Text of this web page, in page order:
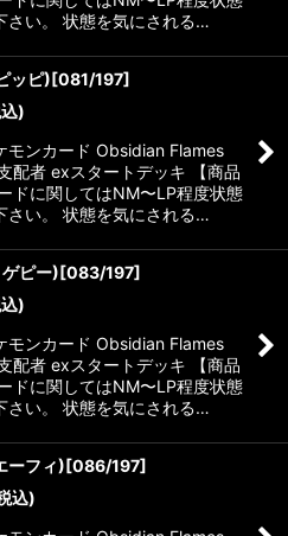
さい。 状態を気にされる…
ッピ)[081/197]
)
モンカード Obsidian Flames
配者 exスタートデッキ 【商品
ドに関してはNM〜LP程度状態
さい。 状態を気にされる…
ピー)[083/197]
)
モンカード Obsidian Flames
配者 exスタートデッキ 【商品
ドに関してはNM〜LP程度状態
さい。 状態を気にされる…
ーフィ)[086/197]
込)